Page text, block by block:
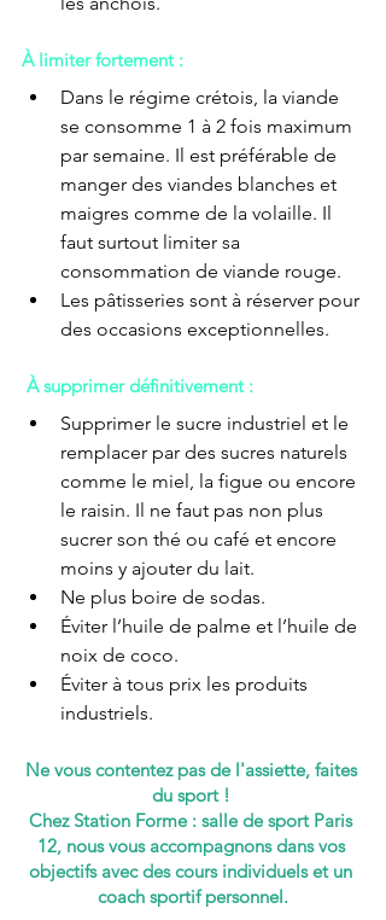
À limiter fortement :
Dans le régime crétois, la viande
se consomme 1 à 2 fois maximum
par semaine. Il est préférable de
manger des viandes blanches et
maigres comme de la volaille. Il
faut surtout limiter sa
consommation de viande rouge.
Les pâtisseries sont à réserver pour
des occasions exceptionnelles.
À supprimer définitivement :
Supprimer le sucre industriel et le
remplacer par des sucres naturels
comme le miel, la figue ou encore
le raisin. Il ne faut pas non plus
sucrer son thé ou café et encore
moins y ajouter du lait.
Ne plus boire de sodas.
Éviter l’huile de palme et l’huile de
noix de coco.
Éviter à tous prix les produits
industriels.
Ne vous contentez pas de l'assiette, faites
du sport !
Chez Station Forme : salle de sport Paris
12, nous vous accompagnons dans vos
objectifs avec des cours individuels et un
coach sportif personnel.